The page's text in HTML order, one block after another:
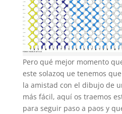
Pero qué mejor momento
este solazoq ue tenemos
la amistad con el dibujo de
más fácil, aquí os traemos
para seguir paso a paos y